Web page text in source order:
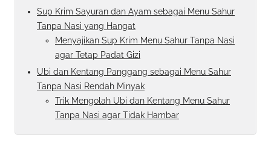
Sup Krim Sayuran dan Ayam sebagai Menu Sahur
Tanpa Nasi yang Hangat
Menyajikan Sup Krim Menu Sahur Tanpa Nasi
agar Tetap Padat Gizi
Ubi dan Kentang Panggang sebagai Menu Sahur
Tanpa Nasi Rendah Minyak
Trik Mengolah Ubi dan Kentang Menu Sahur
Tanpa Nasi agar Tidak Hambar